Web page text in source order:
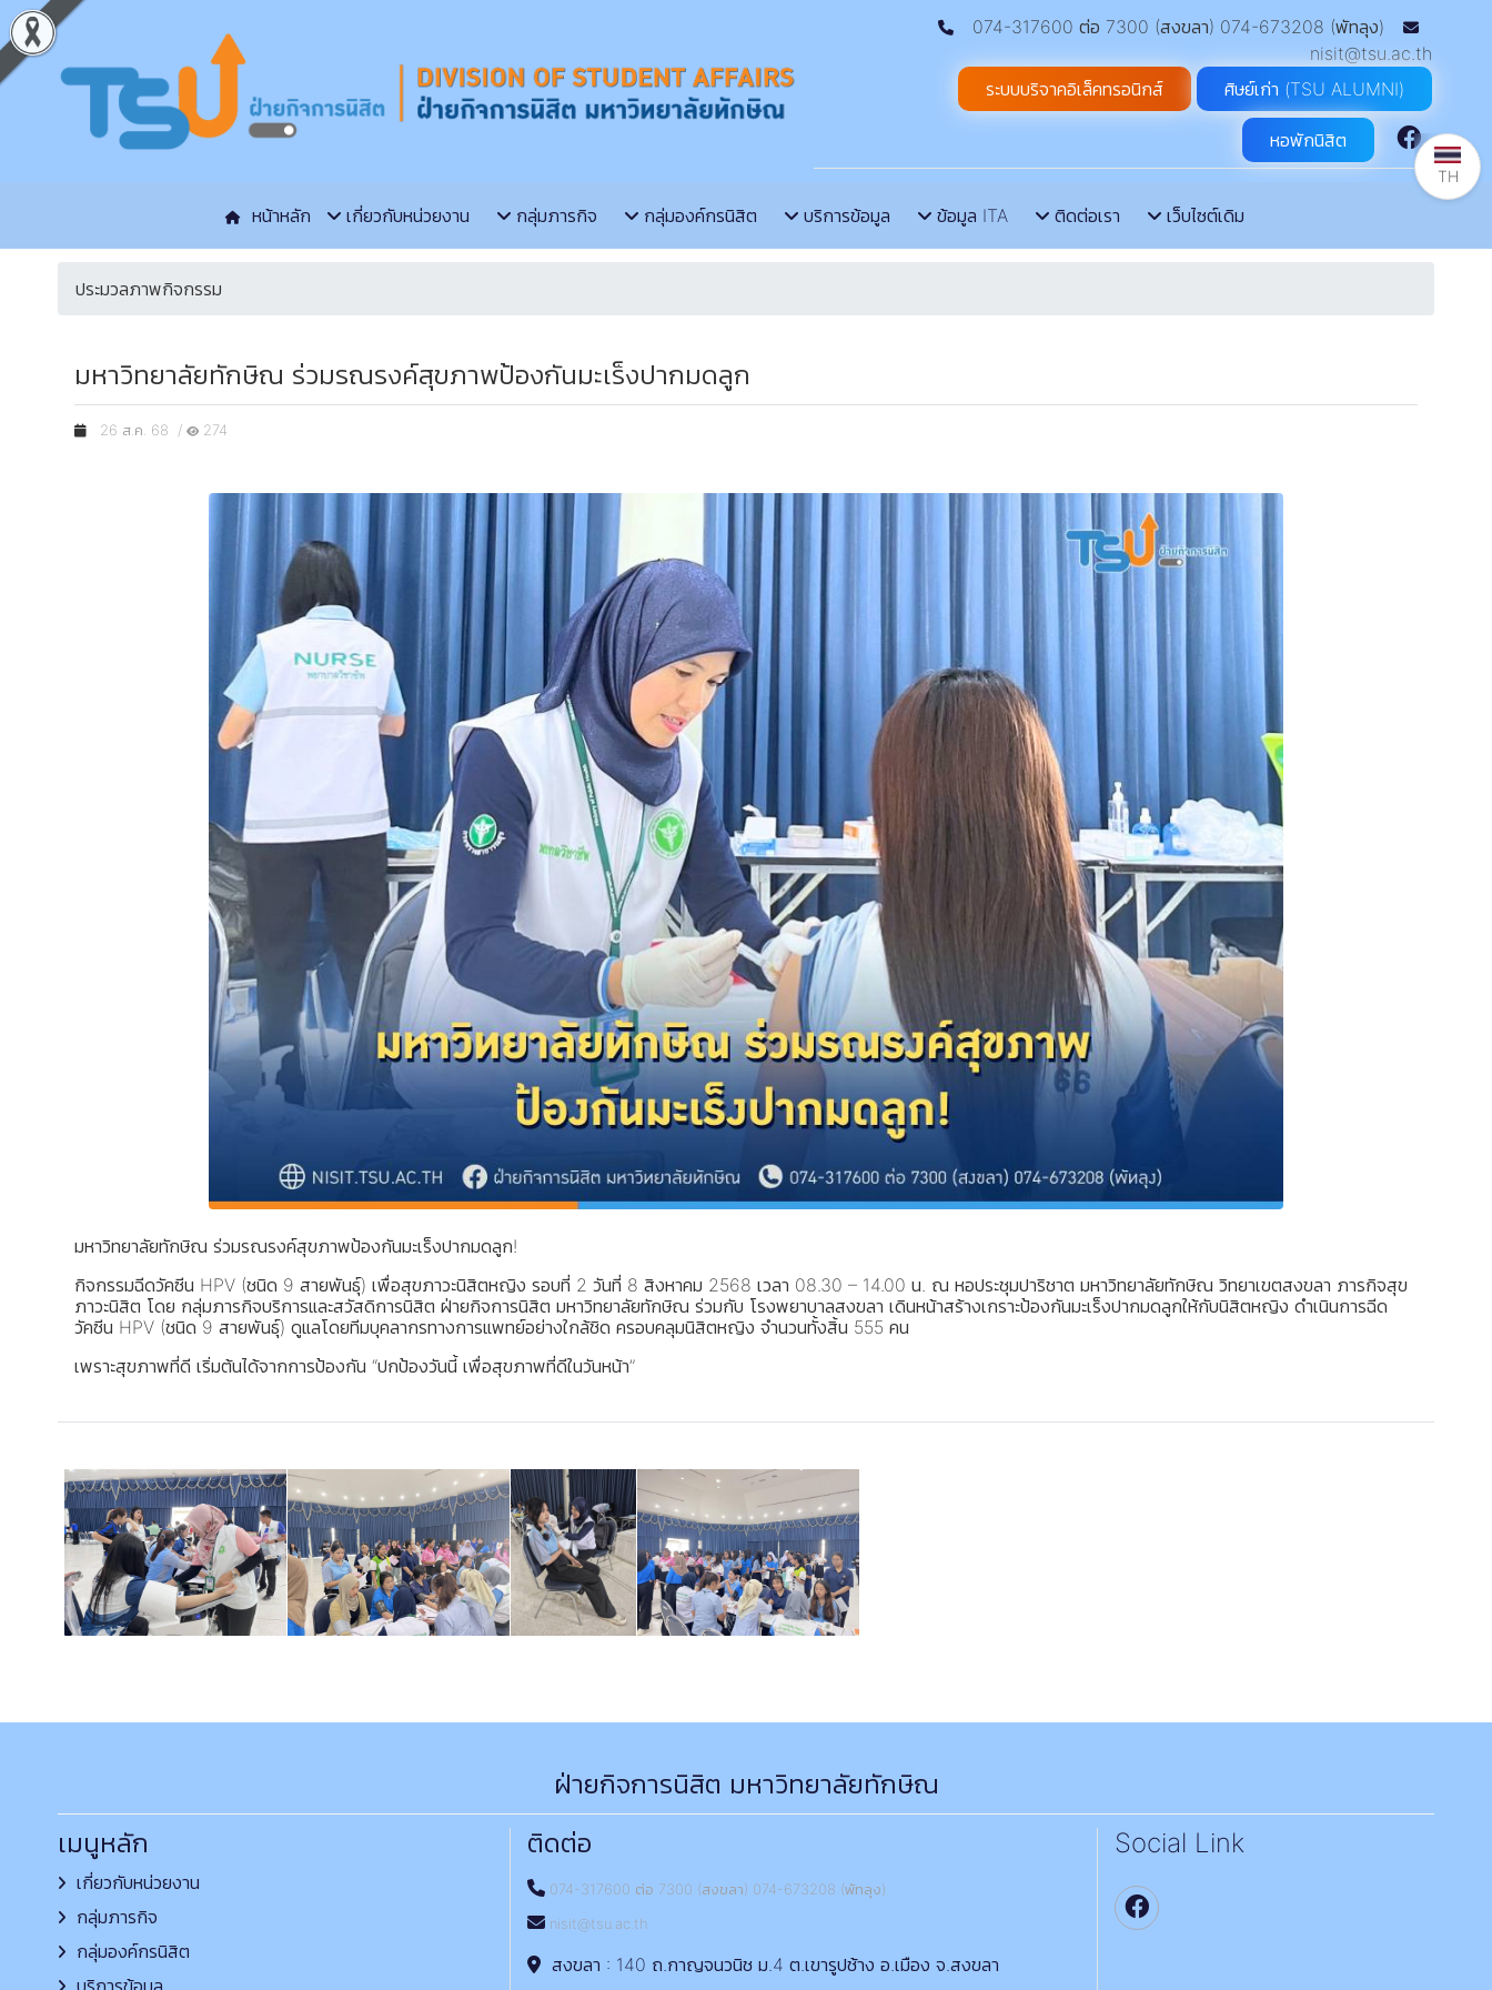
074-317600 ต่อ 7300 (สงขลา) 074-673208 (พัทลุง)
nisit@tsu.ac.th
ระบบบริจาคอิเล็คทรอนิกส์
ศิษย์เก่า (TSU ALUMNI)
หอพักนิสิต
หน้าหลัก เกี่ยวกับหน่วยงาน กลุ่มภารกิจ กลุ่มองค์กรนิสิต บริการข้อมูล ข้อมูล ITA ติดต่อเรา เว็บไซต์เดิม
ประมวลภาพกิจกรรม
มหาวิทยาลัยทักษิณ ร่วมรณรงค์สุขภาพป้องกันมะเร็งปากมดลูก
26 ส.ค. 68 / 274
มหาวิทยาลัยทักษิณ ร่วมรณรงค์สุขภาพป้องกันมะเร็งปากมดลูก!
กิจกรรมฉีดวัคซีน HPV (ชนิด 9 สายพันธุ์) เพื่อสุขภาวะนิสิตหญิง รอบที่ 2 วันที่ 8 สิงหาคม 2568 เวลา 08.30 – 14.00 น. ณ หอประชุมปาริชาต มหาวิทยาลัยทักษิณ วิทยาเขตสงขลา ภารกิจสุข
ภาวะนิสิต โดย กลุ่มภารกิจบริการและสวัสดิการนิสิต ฝ่ายกิจการนิสิต มหาวิทยาลัยทักษิณ ร่วมกับ โรงพยาบาลสงขลา เดินหน้าสร้างเกราะป้องกันมะเร็งปากมดลูกให้กับนิสิตหญิง ดำเนินการฉีด
วัคซีน HPV (ชนิด 9 สายพันธุ์) ดูแลโดยทีมบุคลากรทางการแพทย์อย่างใกล้ชิด ครอบคลุมนิสิตหญิง จำนวนทั้งสิ้น 555 คน
เพราะสุขภาพที่ดี เริ่มต้นได้จากการป้องกัน “ปกป้องวันนี้ เพื่อสุขภาพที่ดีในวันหน้า”
ฝ่ายกิจการนิสิต มหาวิทยาลัยทักษิณ
เมนูหลัก
เกี่ยวกับหน่วยงาน
กลุ่มภารกิจ
กลุ่มองค์กรนิสิต
ติดต่อ
074-317600 ต่อ 7300 (สงขลา) 074-673208 (พัทลุง)
nisit@tsu.ac.th
สงขลา : 140 ถ.กาญจนวนิช ม.4 ต.เขารูปช้าง อ.เมือง จ.สงขลา
Social Link
TH